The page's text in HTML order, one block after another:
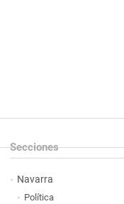
Secciones
Navarra
Política